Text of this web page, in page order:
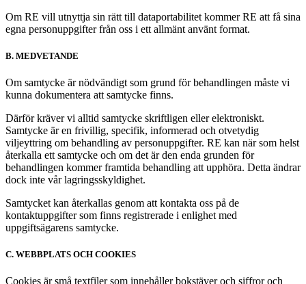
Om RE vill utnyttja sin rätt till dataportabilitet kommer RE att få sina
egna personuppgifter från oss i ett allmänt använt format.
B. MEDVETANDE
Om samtycke är nödvändigt som grund för behandlingen måste vi
kunna dokumentera att samtycke finns.
Därför kräver vi alltid samtycke skriftligen eller elektroniskt.
Samtycke är en frivillig, specifik, informerad och otvetydig
viljeyttring om behandling av personuppgifter. RE kan när som helst
återkalla ett samtycke och om det är den enda grunden för
behandlingen kommer framtida behandling att upphöra. Detta ändrar
dock inte vår lagringsskyldighet.
Samtycket kan återkallas genom att kontakta oss på de
kontaktuppgifter som finns registrerade i enlighet med
uppgiftsägarens samtycke.
C. WEBBPLATS OCH COOKIES
Cookies är små textfiler som innehåller bokstäver och siffror och